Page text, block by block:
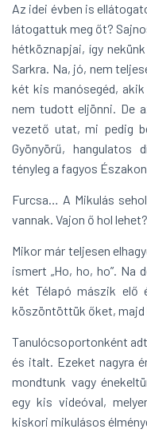
Az idei évben is
látogattuk meg őt?
hétköznapjai, így
Sarkra. Na, jó, nem
két kis manósegéd,
nem tudott eljönni. De
vezető utat, mi pedig
Gyönyörű, hangulatos
tényleg a fagyos
Furcsa… A Mikulás
vannak. Vajon ő hol lehet?
Mikor már teljesen
ismert „Ho, ho, ho”. Na
két Télapó mászik elő
köszöntöttük őket, majd
Tanulócsoportonként
és italt. Ezeket nagyra
mondtunk vagy
egy kis videóval,
kiskori mikulásos